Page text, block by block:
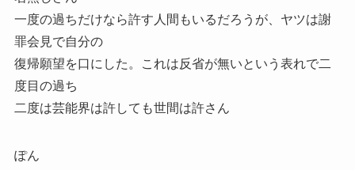
一度の過ちだけなら許す人間もいるだろうが、ヤツは謝
罪会見で自分の
復帰願望を口にした。これは反省が無いという表れで二
度目の過ち
二度は芸能界は許しても世間は許さん
ぽん